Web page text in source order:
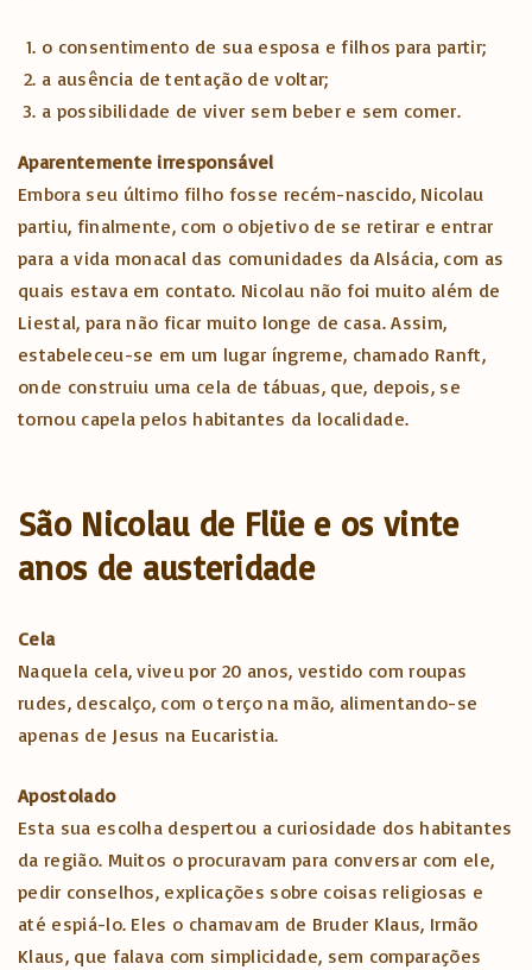
o consentimento de sua esposa e filhos para partir;
a ausência de tentação de voltar;
a possibilidade de viver sem beber e sem comer.
Aparentemente irresponsável
Embora seu último filho fosse recém-nascido, Nicolau
partiu, finalmente, com o objetivo de se retirar e entrar
para a vida monacal das comunidades da Alsácia, com as
quais estava em contato. Nicolau não foi muito além de
Liestal, para não ficar muito longe de casa. Assim,
estabeleceu-se em um lugar íngreme, chamado Ranft,
onde construiu uma cela de tábuas, que, depois, se
tornou capela pelos habitantes da localidade.
São Nicolau de Flüe e os vinte
anos de austeridade
Cela
Naquela cela, viveu por 20 anos, vestido com roupas
rudes, descalço, com o terço na mão, alimentando-se
apenas de Jesus na Eucaristia.
Apostolado
Esta sua escolha despertou a curiosidade dos habitantes
da região. Muitos o procuravam para conversar com ele,
pedir conselhos, explicações sobre coisas religiosas e
até espiá-lo. Eles o chamavam de Bruder Klaus, Irmão
Klaus, que falava com simplicidade, sem comparações